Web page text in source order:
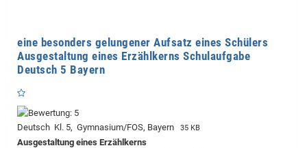
eine besonders gelungener Aufsatz eines Schülers
Ausgestaltung eines Erzählkerns Schulaufgabe
Deutsch 5 Bayern
Deutsch Kl. 5, Gymnasium/FOS, Bayern 35 KB
Ausgestaltung eines Erzählkerns